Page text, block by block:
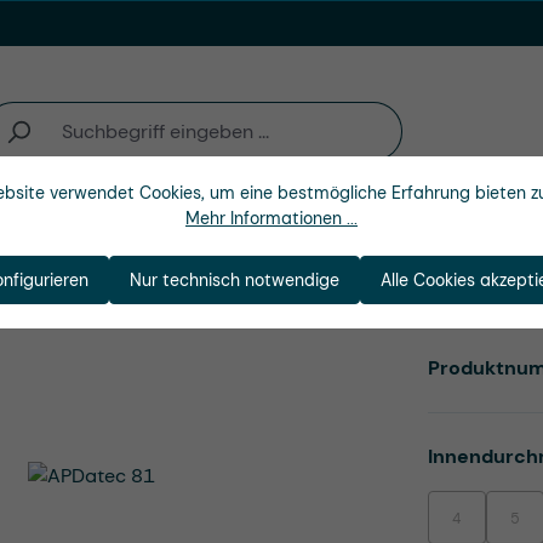
Unternehmen
4(Diese 5
verwendet Cookies, um eine bestmögliche Erfahrung bieten
Mehr Informationen ...
Nur technisch notwendige Alle Cookies